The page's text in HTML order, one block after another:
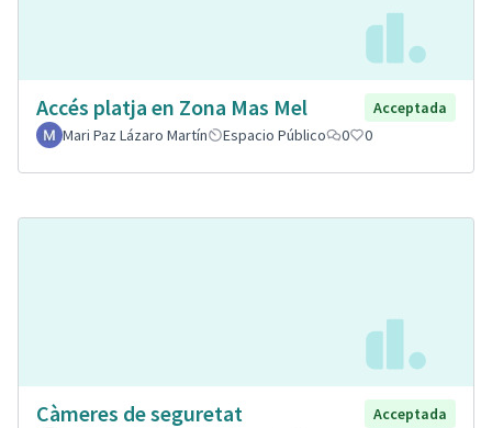
Accés platja en Zona Mas Mel
Acceptada
Mari Paz Lázaro Martín
Espacio Público 0 0
Càmeres de seguretat
Acceptada